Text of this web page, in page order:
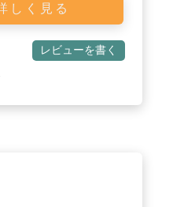
しく見る
レビューを書く